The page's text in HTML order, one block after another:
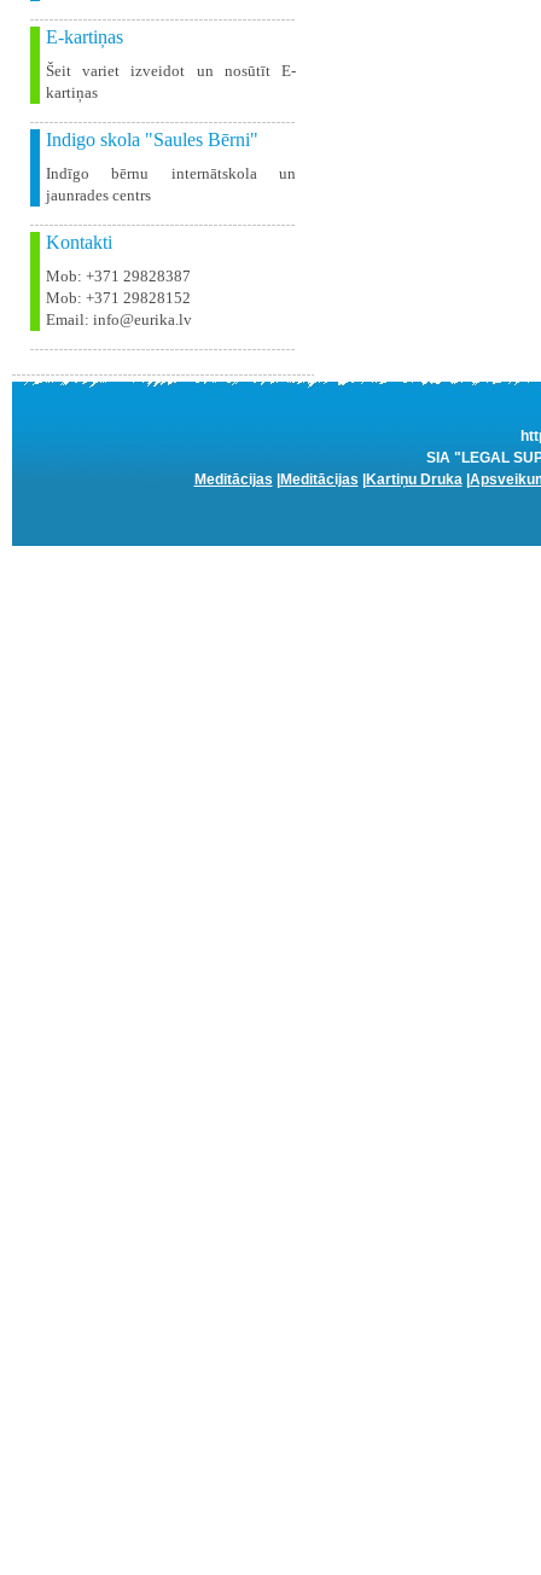
E-kartiņas
Šeit variet izveidot un nosūtīt E-
kartiņas
Indigo skola "Saules Bērni"
Indīgo bērnu internātskola un
jaunrades centrs
Kontakti
Mob: +371 29828387
Mob: +371 29828152
Email: info@eurika.lv
SIA "LEGAL
Meditācijas
Meditācijas Kartiņu Druka|